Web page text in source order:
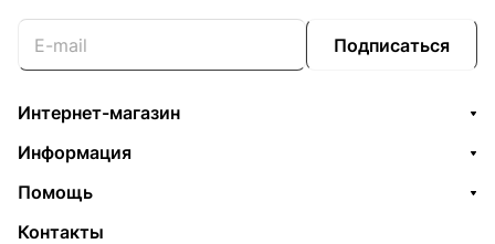
Подписаться
Интернет-магазин
Информация
Помощь
Контакты